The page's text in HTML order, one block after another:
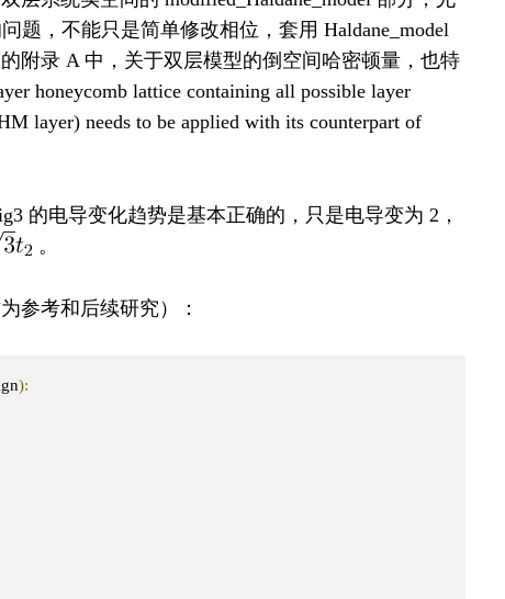
题，不能只是简单修改相位，套用 Haldane_model
附录 A 中，关于双层模型的倒空间哈密顿量，也特
honeycomb lattice containing all possible layer
layer) needs to be applied with its counterpart of
的电导变化趋势是基本正确的，只是电导变为 2，
。
参考和后续研究）：
):